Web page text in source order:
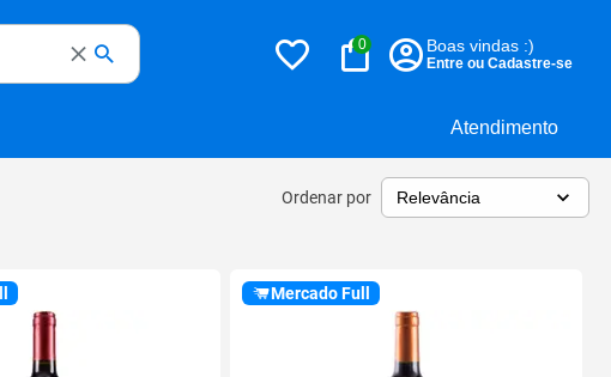
Atendimento
0 Boas vindas :)
Entre ou Cadastre-se
Ordenar por
Mercado Full